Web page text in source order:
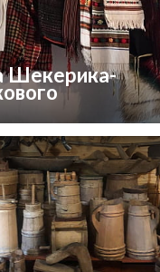
Шекерика-